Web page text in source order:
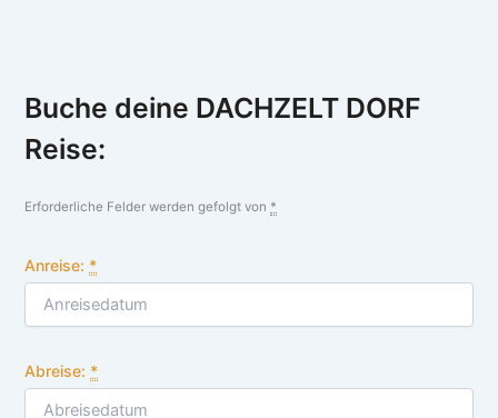
Buche deine DACHZELT DORF
Reise:
Erforderliche Felder werden gefolgt von *
Anreise: *
Abreise: *